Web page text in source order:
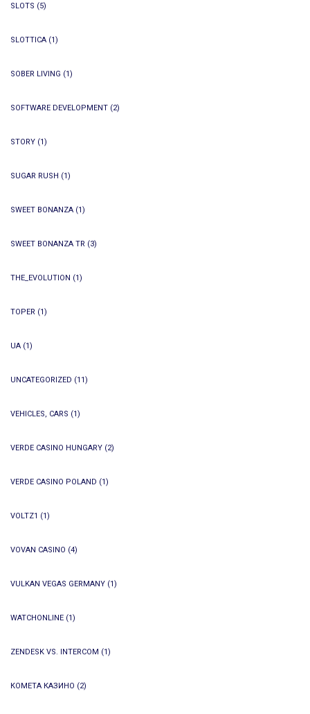
SLOTS (5)
SLOTTICA (1)
SOBER LIVING (1)
SOFTWARE DEVELOPMENT (2)
STORY (1)
SUGAR RUSH (1)
SWEET BONANZA (1)
SWEET BONANZA TR (3)
THE_EVOLUTION (1)
TOPER (1)
UA (1)
UNCATEGORIZED (11)
VEHICLES, CARS (1)
VERDE CASINO HUNGARY (2)
VERDE CASINO POLAND (1)
VOLTZ1 (1)
VOVAN CASINO (4)
VULKAN VEGAS GERMANY (1)
WATCHONLINE (1)
ZENDESK VS. INTERCOM (1)
КОМЕТА КАЗИНО (2)